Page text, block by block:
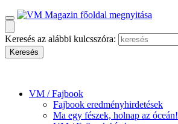
Keresés az alábbi kulcsszóra:
VM / Fajbook
Fajbook eredményhirdetések
Ma egy fészek, holnap az óceán!